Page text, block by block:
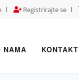
Registrirajte se
NAMA KONTAKT